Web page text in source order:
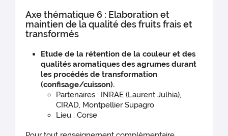
Axe thématique 6 : Elaboration et
maintien de la qualité des fruits frais et
transformés
Etude de la rétention de la couleur et des
qualités aromatiques des agrumes durant
les procédés de transformation
(confisage/cuisson).
Partenaires : INRAE (Laurent Julhia),
CIRAD, Montpellier Supagro
Lieu : Corse